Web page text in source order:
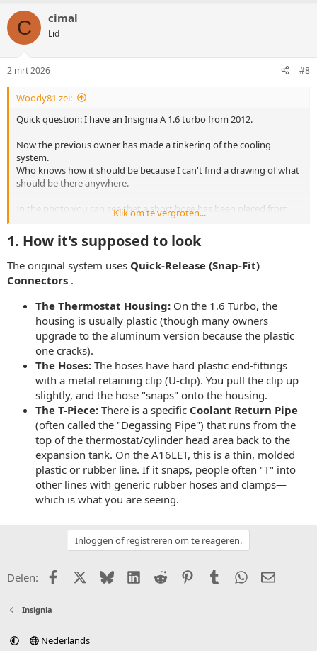
C cimal
Lid
2 mrt 2026 #8
Woody81 zei:
Quick question: I have an Insignia A 1.6 turbo from 2012.
Now the previous owner has made a tinkering of the cooling
system.
Who knows how it should be because I can't find a drawing of what
should be there anywhere.
In the photo you can see that a short hose has been placed from
the thermostat housing with 2 hose clamps.
Then a cobbled together T-piece and again with hose clamps.
Coomeet Vidizzy
I think this should be a click and go and not require hose clamps.
Who has a good answer to this?
Klik om te vergroten...
1. How it's supposed to look
The original system uses Quick-Release (Snap-Fit)
Connectors .
The Thermostat Housing: On the 1.6 Turbo, the
housing is usually plastic (though many owners
upgrade to the aluminum version because the plastic
one cracks).
The Hoses: The hoses have hard plastic end-fittings
with a metal retaining clip (U-clip). You pull the clip up
slightly, and the hose "snaps" onto the housing.
The T-Piece: There is a specific Coolant Return Pipe
(often called the "Degassing Pipe") that runs from the
top of the thermostat/cylinder head area back to the
expansion tank. On the A16LET, this is a thin, molded
plastic or rubber line. If it snaps, people often "T" into
other lines with generic rubber hoses and clamps—
which is what you are seeing.
Inloggen of registreren om te reageren.
Delen: FacebookX (Twitter)
BlueskyLinkedIn
Reddit PinterestTumblr WhatsApp
E-mail
Insignia
Nederlands